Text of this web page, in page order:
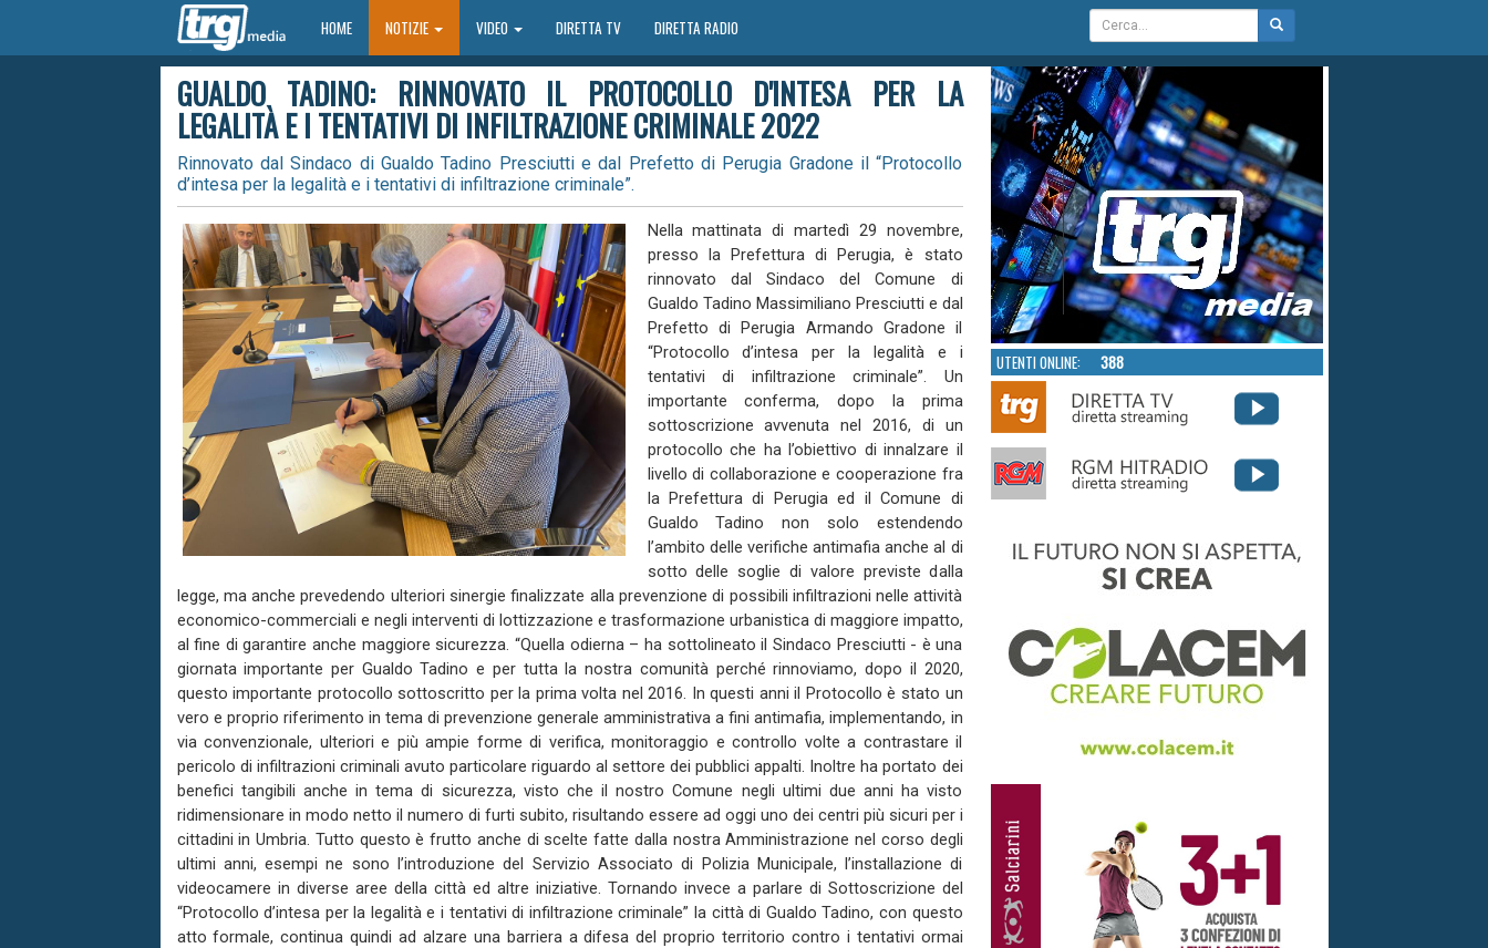
HOMEHOME NOTIZIE VIDEO DIRETTA TV DIRETTA RADIO
GUALDO TADINO: RINNOVATO IL PROTOCOLLO D'INTESA PER LA
LEGALITÀ E I TENTATIVI DI INFILTRAZIONE CRIMINALE 2022
Rinnovato dal Sindaco di Gualdo Tadino Presciutti e dal Prefetto di Perugia Gradone il “Protocollo
d’intesa per la legalità e i tentativi di infiltrazione criminale”.
Nella mattinata di martedì 29 novembre,
presso la Prefettura di Perugia, è stato
rinnovato dal Sindaco del Comune di
Gualdo Tadino Massimiliano Presciutti e dal
Prefetto di Perugia Armando Gradone il
“Protocollo d’intesa per la legalità e i
tentativi di infiltrazione criminale”. Un
importante conferma, dopo la prima
sottoscrizione avvenuta nel 2016, di un
protocollo che ha l’obiettivo di innalzare il
livello di collaborazione e cooperazione fra
la Prefettura di Perugia ed il Comune di
Gualdo Tadino non solo estendendo
l’ambito delle verifiche antimafia anche al di
sotto delle soglie di valore previste dalla
legge, ma anche prevedendo ulteriori sinergie finalizzate alla prevenzione di possibili infiltrazioni nelle attività
economico-commerciali e negli interventi di lottizzazione e trasformazione urbanistica di maggiore impatto,
al fine di garantire anche maggiore sicurezza. “Quella odierna – ha sottolineato il Sindaco Presciutti - è una
giornata importante per Gualdo Tadino e per tutta la nostra comunità perché rinnoviamo, dopo il 2020,
questo importante protocollo sottoscritto per la prima volta nel 2016. In questi anni il Protocollo è stato un
vero e proprio riferimento in tema di prevenzione generale amministrativa a fini antimafia, implementando, in
via convenzionale, ulteriori e più ampie forme di verifica, monitoraggio e controllo volte a contrastare il
pericolo di infiltrazioni criminali avuto particolare riguardo al settore dei pubblici appalti. Inoltre ha portato dei
benefici tangibili anche in tema di sicurezza, visto che il nostro Comune negli ultimi due anni ha visto
ridimensionare in modo netto il numero di furti subito, risultando essere ad oggi uno dei centri più sicuri per i
cittadini in Umbria. Tutto questo è frutto anche di scelte fatte dalla nostra Amministrazione nel corso degli
ultimi anni, esempi ne sono l’introduzione del Servizio Associato di Polizia Municipale, l’installazione di
videocamere in diverse aree della città ed altre iniziative. Tornando invece a parlare di Sottoscrizione del
“Protocollo d’intesa per la legalità e i tentativi di infiltrazione criminale” la città di Gualdo Tadino, con questo
atto formale, continua quindi ad alzare una barriera a difesa del proprio territorio contro i tentativi ormai
UTENTI ONLINE: 388